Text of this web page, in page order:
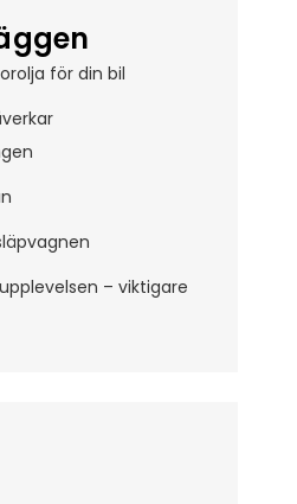
för din bil
– viktigare